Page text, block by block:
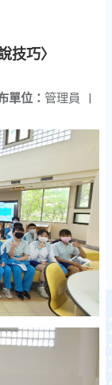
技巧〉
單位： 管理員 |